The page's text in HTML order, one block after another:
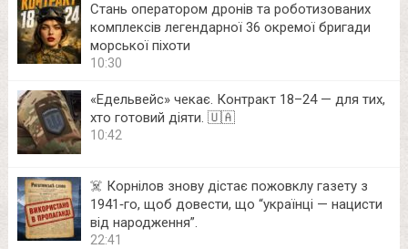
Стань оператором дронів та роботизованих
комплексів легендарної 36 окремої бригади
морської піхоти
10:30
«Едельвейс» чекає. Контракт 18–24 — для тих,
хто готовий діяти. 🇺🇦
10:42
☠️ Корнілов знову дістає пожовклу газету з
1941‑го, щоб довести, що “українці — нацисти
від народження”.
22:41